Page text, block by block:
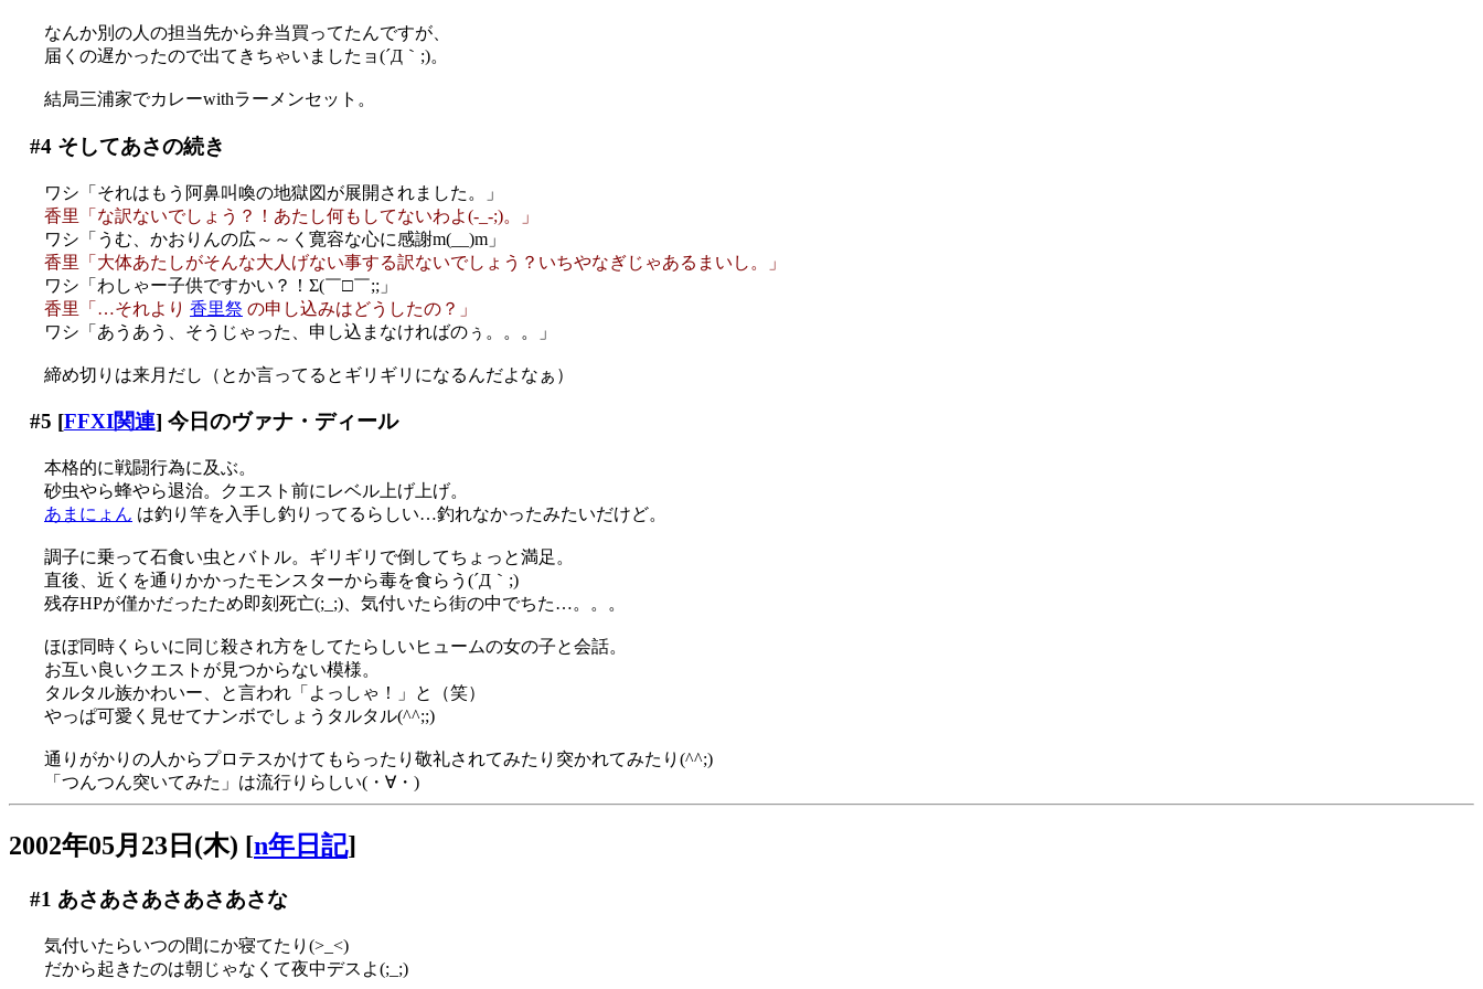
なんか別の人の担当先から弁当買ってたんですが、
届くの遅かったので出てきちゃいましたョ(´Д｀;)。
結局三浦家でカレーwithラーメンセット。
#4そしてあさの続き
ワシ「それはもう阿鼻叫喚の地獄図が展開されました。」
香里「な訳ないでしょう？！あたし何もしてないわよ(-_-;)。」
ワシ「うむ、かおりんの広～～く寛容な心に感謝m(__)m」
香里「大体あたしがそんな大人げない事する訳ないでしょう？いちやなぎじゃあるまいし。」
ワシ「わしゃー子供ですかい？！Σ(￣□￣;;」
香里「…それより 香里祭 の申し込みはどうしたの？」
ワシ「あうあう、そうじゃった、申し込まなければのぅ。。。」
締め切りは来月だし（とか言ってるとギリギリになるんだよなぁ）
#5 [FFXI関連] 今日のヴァナ・ディール
本格的に戦闘行為に及ぶ。
砂虫やら蜂やら退治。クエスト前にレベル上げ上げ。
あまにょん は釣り竿を入手し釣りってるらしい…釣れなかったみたいだけど。
調子に乗って石食い虫とバトル。ギリギリで倒してちょっと満足。
直後、近くを通りかかったモンスターから毒を食らう(´Д｀;)
残存HPが僅かだったため即刻死亡(;_;)、気付いたら街の中でちた…。。。
ほぼ同時くらいに同じ殺され方をしてたらしいヒュームの女の子と会話。
お互い良いクエストが見つからない模様。
タルタル族かわいー、と言われ「よっしゃ！」と（笑）
やっぱ可愛く見せてナンボでしょうタルタル(^^;;)
通りがかりの人からプロテスかけてもらったり敬礼されてみたり突かれてみたり(^^;)
「つんつん突いてみた」は流行りらしい(・∀・)
2002年05月23日(木) [n年日記]
#1 あさあさあさあさあさな
気付いたらいつの間にか寝てたり(>_<)
だから起きたのは朝じゃなくて夜中デスよ(;_;)